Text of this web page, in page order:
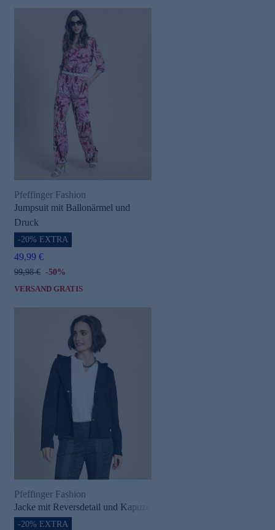
Pfeffinger Fashion
Jumpsuit mit Ballonärmel und
Druck
-20% EXTRA
49,99 €
99,98 € -50%
VERSAND GRATIS
Pfeffinger Fashion
Jacke mit Reversdetail und Kapuze
-20% EXTRA